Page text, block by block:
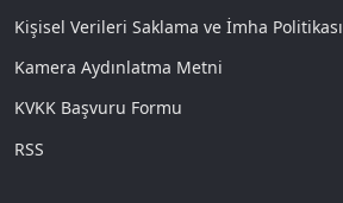
Kişisel Verileri Saklama ve İmha Politikası
Kamera Aydınlatma Metni
KVKK Başvuru Formu
RSS